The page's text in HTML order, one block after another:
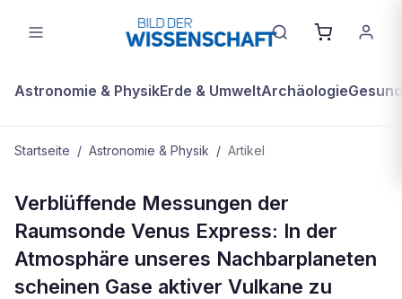
Astronomie & PhysikErde & UmweltArchäologie
Startseite / Astronomie & Physik / Artikel
Rätsel in der Venus-Luft
Verblüffende Messungen der
Raumsonde Venus Express: In der
Atmosphäre unseres Nachbarplaneten
scheinen Gase aktiver Vulkane zu